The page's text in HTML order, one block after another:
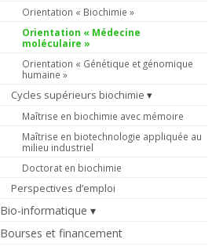
Orientation « Biochimie »
Orientation « Médecine
moléculaire »
Orientation « Génétique et génomique
humaine »
Cycles supérieurs biochimie
Maîtrise en biochimie avec mémoire
Maîtrise en biotechnologie appliquée au
milieu industriel
Doctorat en biochimie
Perspectives d’emploi
Bio-informatique
Bourses et financement